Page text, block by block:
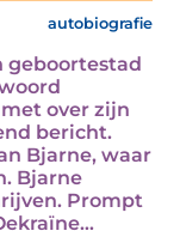
autobiografie
geboortestad
over zijn
bericht.
Bjarne, waar
Bjarne
Prompt